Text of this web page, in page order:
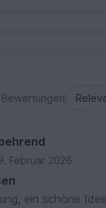
Februar 2026
ein schöne